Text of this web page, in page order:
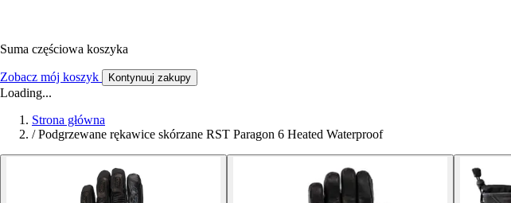
Suma częściowa koszyka
Zobacz mój koszyk Kontynuuj zakupy
Loading...
Strona główna
/ Podgrzewane rękawice skórzane RST Paragon 6 Heated Waterproof